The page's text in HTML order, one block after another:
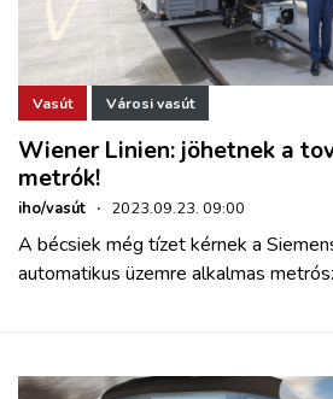
Vasút Városi vasút
Wiener Linien: jöhetnek a
metrók!
iho/vasút · 2023.09.23. 09:00
A bécsiek még tízet kérnek a
automatikus üzemre alkalmas